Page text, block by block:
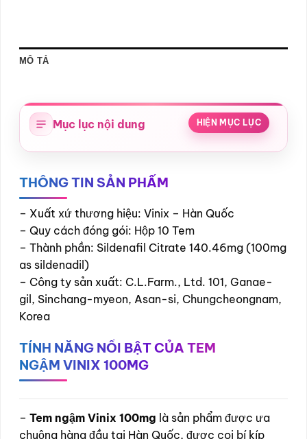
MÔ TẢ
Mục lục nội dung HIỆN MỤC LỤC
THÔNG TIN SẢN PHẨM
– Xuất xứ thương hiệu: Vinix – Hàn Quốc
– Quy cách đóng gói: Hộp 10 Tem
– Thành phần: Sildenafil Citrate 140.46mg (100mg
as sildenadil)
– Công ty sản xuất: C.L.Farm., Ltd. 101, Ganae-
gil, Sinchang-myeon, Asan-si, Chungcheongnam,
Korea
TÍNH NĂNG NỔI BẬT CỦA TEM
NGẬM VINIX 100MG
– Tem ngậm Vinix 100mg là sản phẩm được ưa
chuộng hàng đầu tại Hàn Quốc, được coi bí kíp